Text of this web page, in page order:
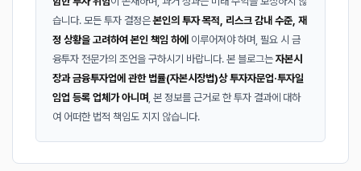
습니다. 모든 투자 결정은본인의 투자 목적, 리스크 감내 수준, 재
정 상황을 고려하여 본인 책임 하에 이루어져야 하며, 필요 시 금
융투자 전문가의 조언을 구하시기 바랍니다. 본 블로그는 자본시
장과 금융투자업에 관한 법률(자본시장법)상 투자자문업·투자일
임업 등록 업체가 아니며 , 본 정보를 근거로 한 투자 결과에 대하
여 어떠한 법적 책임도 지지 않습니다.